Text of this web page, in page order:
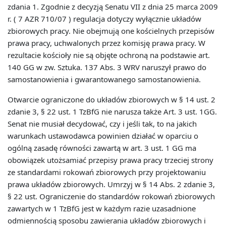
zdania 1. Zgodnie z decyzją Senatu VII z dnia 25 marca 2009
r. ( 7 AZR 710/07 ) regulacja dotyczy wyłącznie układów
zbiorowych pracy. Nie obejmują one kościelnych przepisów
prawa pracy, uchwalonych przez komisję prawa pracy. W
rezultacie kościoły nie są objęte ochroną na podstawie art.
140 GG w zw. Sztuka. 137 Abs. 3 WRV naruszył prawo do
samostanowienia i gwarantowanego samostanowienia.
Otwarcie ograniczone do układów zbiorowych w § 14 ust. 2
zdanie 3, § 22 ust. 1 TzBfG nie narusza także Art. 3 ust. 1GG.
Senat nie musiał decydować, czy i jeśli tak, to na jakich
warunkach ustawodawca powinien działać w oparciu o
ogólną zasadę równości zawartą w art. 3 ust. 1 GG ma
obowiązek utożsamiać przepisy prawa pracy trzeciej strony
ze standardami rokowań zbiorowych przy projektowaniu
prawa układów zbiorowych. Umrzyj w § 14 Abs. 2 zdanie 3,
§ 22 ust. Ograniczenie do standardów rokowań zbiorowych
zawartych w 1 TzBfG jest w każdym razie uzasadnione
odmiennością sposobu zawierania układów zbiorowych i